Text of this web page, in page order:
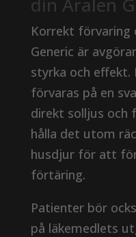
Korrekt förvaring
Generic är
styrka och effekt.
förvaras på en
direkt solljus
hålla det utom
husdjur för att
förtäring.
Patienter bör
på läkemedlets